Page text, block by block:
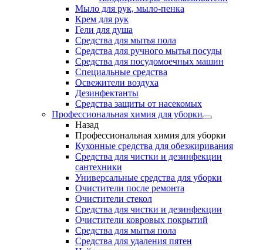
Мыло для рук, мыло-пенка
Крем для рук
Гели для душа
Средства для мытья пола
Средства для ручного мытья посуды
Средства для посудомоечных машин
Специальные средства
Освежители воздуха
Дезинфектанты
Средства защиты от насекомых
Профессиональная химия для уборки
Назад
Профессиональная химия для уборки
Кухонные средства для обезжиривания
Средства для чистки и дезинфекции
сантехники
Универсальные средства для уборки
Очистители после ремонта
Очистители стекол
Средства для чистки и дезинфекции
Очистители ковровых покрытий
Средства для мытья пола
Средства для удаления пятен